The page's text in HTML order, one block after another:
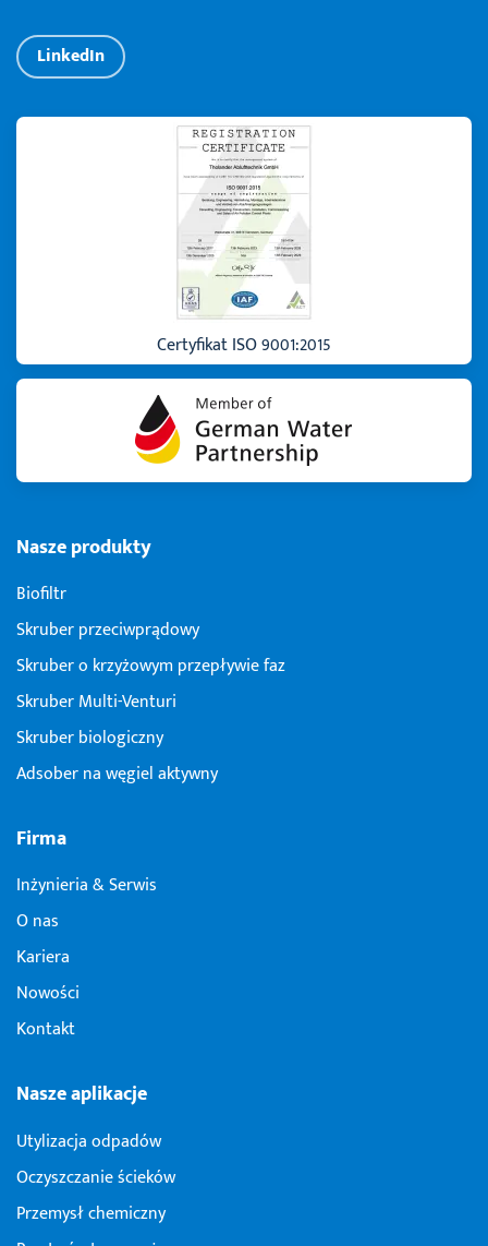
LinkedIn
Nasze produkty
Biofiltr
Skruber przeciwprądowy
Skruber o krzyżowym przepływie faz
Skruber Multi-Venturi
Skruber biologiczny
Adsober na węgiel aktywny
Firma
Inżynieria & Serwis
O nas
Kariera
Nowości
Kontakt
Nasze aplikacje
Utylizacja odpadów
Oczyszczanie ścieków
Przemysł chemiczny
Certyfikat ISO 9001:2015